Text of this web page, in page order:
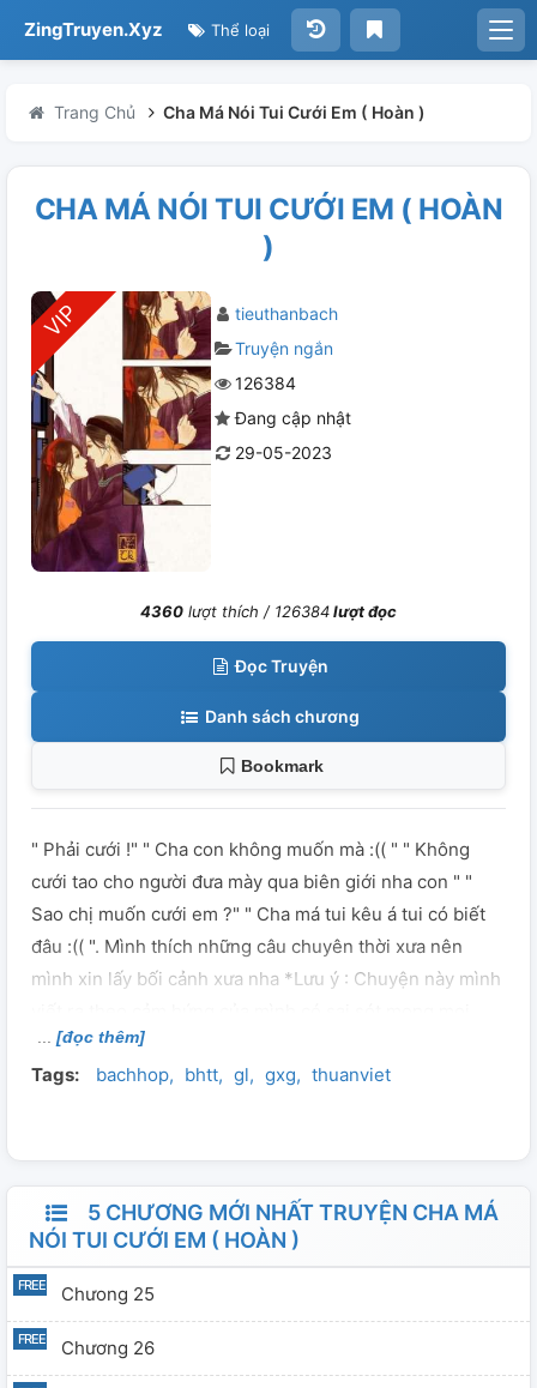
ZingTruyen.Xyz Thể loại
Trang Chủ Cha Má Nói Tui Cưới Em ( Hoàn )
CHA MÁ NÓI TUI CƯỚI EM ( HOÀN
)
tieuthanbach
Truyện ngắn
126384
Đang cập nhật
29-05-2023
4360 lượt thích / 126384lượt đọc
Đọc Truyện
Danh sách chương
Bookmark
" Phải cưới !" " Cha con không muốn mà :(( " " Không
cưới tao cho người đưa mày qua biên giới nha con " "
Sao chị muốn cưới em ?" " Cha má tui kêu á tui có biết
đâu :(( ". Mình thích những câu chuyên thời xưa nên
mình xin lấy bối cảnh xưa nha *Lưu ý : Chuyện này mình
người chỉ bảo ạ
[đọc thêm]
Tags: bachhop bhtt gl gxg thuanviet
5 CHƯƠNG MỚI NHẤT TRUYỆN CHA MÁ
NÓI TUI CƯỚI EM ( HOÀN )
Chưong 25
Chương 26